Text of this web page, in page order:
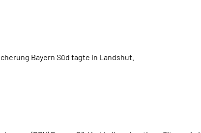
Bayern Süd tagte in Landshut.